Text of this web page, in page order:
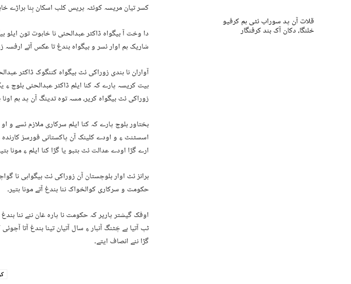
کسر تیان مریسہ کوئٹہ پریس کلب اسکان ہِنا ہراڑے
دا وخت آ بیگواہ ڈاکٹر عبدالحئی نا خاہوت تون ایلو
شاریک ہم اوار ئسر و بیگواہ بندغ تا عکس آتے ارفسہ
آواران نا ہندی زوراکی ئٹ بیگواہ کننگوک ڈاکٹر
زوراکی ئٹ بیگواہ کریر، مسہ توہ تدینگ آن پد ہم
بختاور بلوچ پارے کہ کنا ایلم سرکاری ملازم ئسے و
اسسٹنٹ ءِ و اودے کلینک آن پاکستانی فورسز
ارے گڑا اودے عدالت ئٹ ہتبو یا گڑا کنا ایلم ءِ مونا
برانز ئٹ اوار بلوچستان آن زوراکی ئٹ بیگواہی نا
حکومت و سرکاری کوالخواک ننا بندغ آتے مونا ہتیر۔
اوفک گیشتر پاریر کہ حکومت نا پارہ غان ننے ننا
ٹپ آتیا بے چَٹنگ آنبار ءِ سال آتیان تینا بندغ آتا
گڑا ننے انصاف ایتے۔
قلات آن پد سوراب ئٹی ہم کرفیو
خلنگا، دکان آک بند کرفنگار